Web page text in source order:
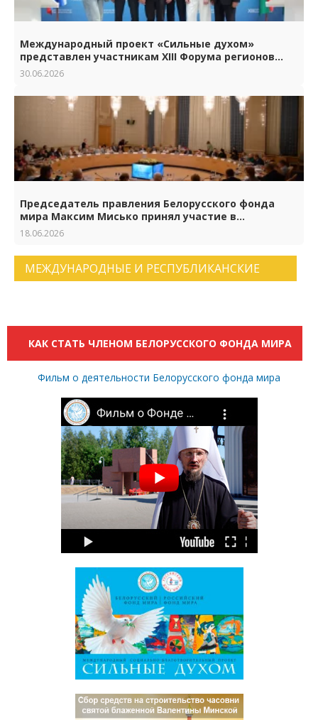
Международный проект «Сильные духом»
представлен участникам XIII Форума регионов
Беларуси и России
30.06.2026
Председатель правления Белорусского фонда
мира Максим Мисько принял участие в
торжествах по случаю 65-летия Российского
18.06.2026
МЕЖДУНАРОДНЫЕ И РЕСПУБЛИКАНСКИЕ
КАК СТАТЬ ЧЛЕНОМ БЕЛОРУССКОГО ФОНДА МИРА
Фильм о деятельности Белорусского фонда мира